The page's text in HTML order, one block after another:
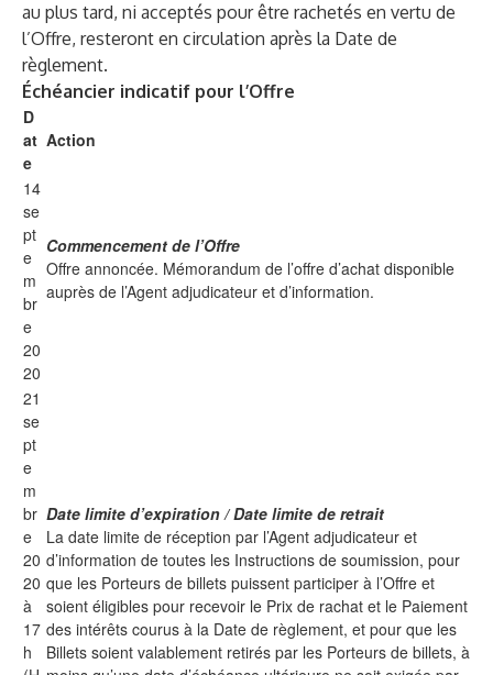
au plus tard, ni acceptés pour être rachetés en vertu de
l’Offre, resteront en circulation après la Date de
règlement.
Échéancier indicatif pour l’Offre
D
at
e
Action
14
se
pt
e
m
br
e
20
20
Commencement de l’Offre
Offre annoncée. Mémorandum de l’offre d’achat disponible
auprès de l’Agent adjudicateur et d’information.
21
se
pt
e
m
br
e
20
20
à
17
h
Date limite d’expiration / Date limite de retrait
La date limite de réception par l’Agent adjudicateur et
d’information de toutes les Instructions de soumission, pour
que les Porteurs de billets puissent participer à l’Offre et
soient éligibles pour recevoir le Prix de rachat et le Paiement
des intérêts courus à la Date de règlement, et pour que les
Billets soient valablement retirés par les Porteurs de billets, à